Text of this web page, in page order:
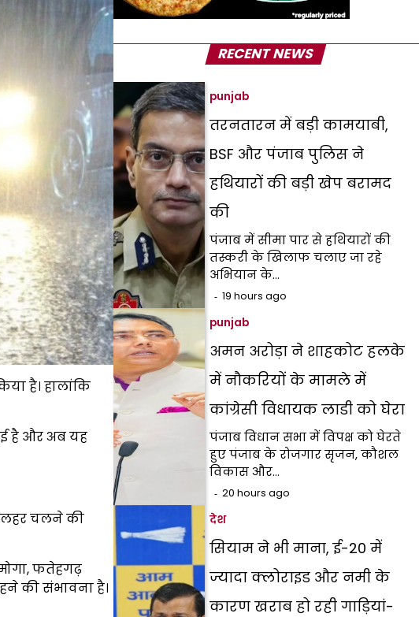
है। हालांकि
है और अब यह
लहर चलने की
फतेहगढ़
की संभावना है।
RECENT NEWS
punjab
तरनतारन में बड़ी कामयाबी,
BSF और पंजाब पुलिस ने
हथियारों की बड़ी खेप बरामद
की
पंजाब में सीमा पार से हथियारों की
तस्करी के खिलाफ चलाए जा रहे
अभियान के…
19 hours ago
punjab
अमन अरोड़ा ने शाहकोट हलके
में नौकरियों के मामले में
कांग्रेसी विधायक लाडी को घेरा
पंजाब विधान सभा में विपक्ष को घेरते
हुए पंजाब के रोजगार सृजन, कौशल
विकास और…
20 hours ago
देश
सियाम ने भी माना, ई-20 में
ज्यादा क्लोराइड और नमी के
कारण खराब हो रही गाड़ियां-